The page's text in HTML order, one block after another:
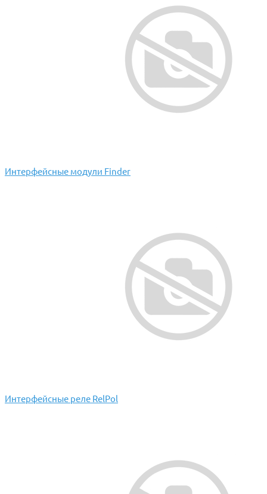
Интерфейсные модули Finder
Интерфейсные реле RelPol